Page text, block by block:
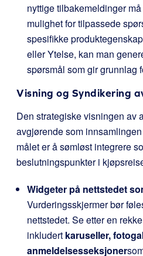
nyttige tilbakemeldinger
mulighet for tilpassede
spesifikke
eller Ytelse, kan man
spørsmål som gir grunnlag
Visning og Syndikering
Den strategiske visningen av
avgjørende som
målet er å sømløst integrere
beslutningspunkter i
Widgeter på nettstedet
Vurderingsskjermer bør
nettstedet. Se etter en
inkludert karuseller,
anmeldelsesseksjoner